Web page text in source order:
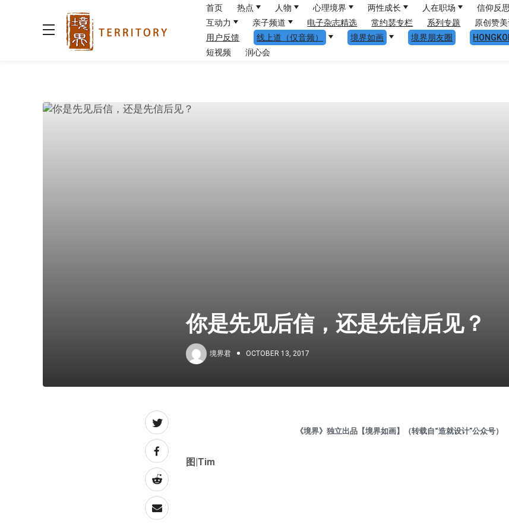
首页 热点 人物 心理境界 两性成长 人在职场 信仰反思
互动力
亲子频道 电子杂志精选 常约瑟专栏 系列专题 原创赞
用户反馈
线上道（仅音频） 境界如画 境界朋友圈
短视频
润心会
你是先见后信，还是先信后见？
境界君 OCTOBER 13, 2017
《境界》独立出品【境界如画】（转载自“造就设计”公众号）
图|Tim